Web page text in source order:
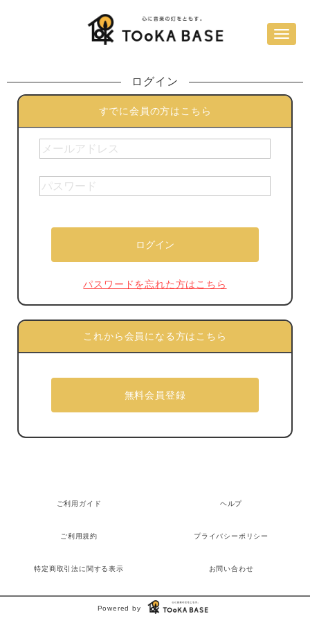
ログイン
すでに会員の方はこちら
パスワードを忘れた方はこちら
これから会員になる方はこちら
ご利用ガイド ヘルプ
ご利用規約 プライバシーポリシー
特定商取引法に関する表示 お問い合わせ
Powered by